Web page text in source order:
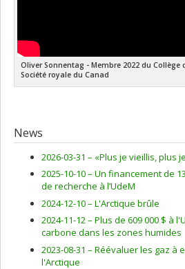
Oliver Sonnentag - Membre 2022 du Collège
Société royale du Canad
News
2026-03-31 – «Plus je vieillis, plus
2025-10-10 – Un financement de
de recherche à l’UdeM
2024-12-10 – L'Arctique brûle
2024-11-12 – Plus de 609 000 $ à
carbone dans les zones humides
2023-08-31 – Réévaluer les gaz à
l'Arctique